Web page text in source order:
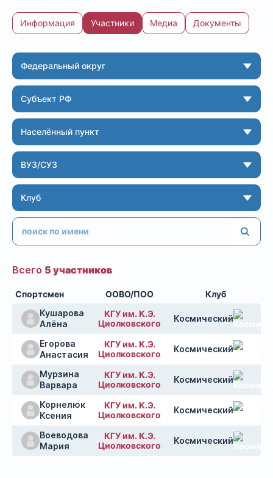
Информация Участники Медиа Документы
Федеральный округ
Субъект РФ
Населённый пункт
ВУЗ/СУЗ
Клуб
Всего 5 участников
Спортсмен ООВО/ПОО
Клуб
Кушарова
Алёна
КГУ им. К.Э.
Циолковского
Космический
Егорова
Анастасия
КГУ им. К.Э.
Циолковского
Космический
Мурзина
Варвара
КГУ им. К.Э.
Циолковского
Космический
Корнелюк
Ксения
КГУ им. К.Э.
Циолковского
Космический
Воеводова
Мария
КГУ им. К.Э.
Циолковского
Космический